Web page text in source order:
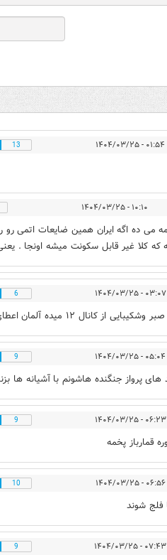
۰۱:۵۴ - ۱۴۰۴/۰۳/۲۵ 13
۱۰:۱۰ - ۱۴۰۴/۰۳/۲۵
می ده اگه ایران همین ضایعات اتمی
که کلا غیر قابل سکونت میشه اونجا .
۰۳:۰۷ - ۱۴۰۴/۰۳/۲۵ 6
آلمان اعطای پناهندگی بهش داده
۰۵:۰۴ - ۱۴۰۴/۰۳/۲۵ 9
پرواز جنگنده هاشونم با آشیانه ها
۰۶:۲۳ - ۱۴۰۴/۰۳/۲۵ 9
قمارباز پخمه
۰۶:۵۶ - ۱۴۰۴/۰۳/۲۵ 10
۰۷:۴۳ - ۱۴۰۴/۰۳/۲۵ 9